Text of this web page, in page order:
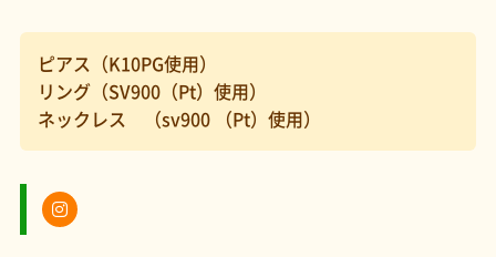
ピアス（K10PG使用）
リング（SV900（Pt）使用）
ネックレス （sv900 （Pt）使用）